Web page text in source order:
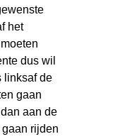
het
dus wil
linksaf de
gaan
aan de
rijden